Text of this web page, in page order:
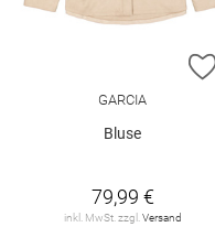
GARCIA
Bluse
79,99 €
inkl. MwSt. zzgl.Versand